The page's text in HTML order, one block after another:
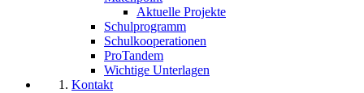
Aktuelle Projekte
Schulprogramm
Schulkooperationen
ProTandem
Wichtige Unterlagen
Kontakt